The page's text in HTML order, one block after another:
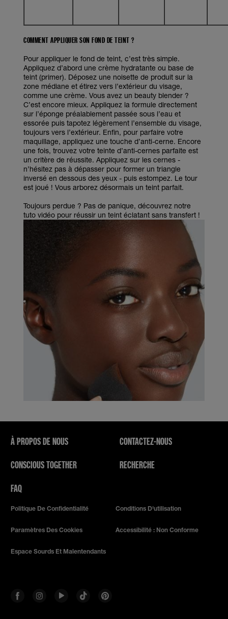
COMMENT APPLIQUER SON FOND DE TEINT ?
Pour appliquer le fond de teint, c’est très simple.
Appliquez d’abord une crème hydratante ou base de
teint (primer). Déposez une noisette de produit sur la
zone médiane et étirez vers l’extérieur du visage,
comme une crème. Vous avez un beauty blender ?
C’est encore mieux. Appliquez la formule directement
sur l’éponge préalablement passée sous l’eau et
essorée puis tapotez légèrement l’ensemble du visage,
toujours vers l’extérieur. Enfin, pour parfaire votre
maquillage, appliquez une touche d’anti-cerne. Encore
une fois, trouvez votre teinte d’anti-cernes parfaite est
un critère de réussite. Appliquez sur les cernes -
n’hésitez pas à dépasser pour former un triangle
inversé en dessous des yeux - puis estompez. Le tour
est joué ! Vous arborez désormais un teint parfait.
Toujours perdue ? Pas de panique, découvrez notre
tuto vidéo pour réussir un teint éclatant sans transfert !
À PROPOS DE NOUS
CONSCIOUS TOGETHER
FAQ
CONTACTEZ-NOUS
RECHERCHE
Politique De Confidentialité Conditions D'utilisation
Paramètres Des Cookies Accessibilité : Non Conforme
Espace Sourds Et Malentendants